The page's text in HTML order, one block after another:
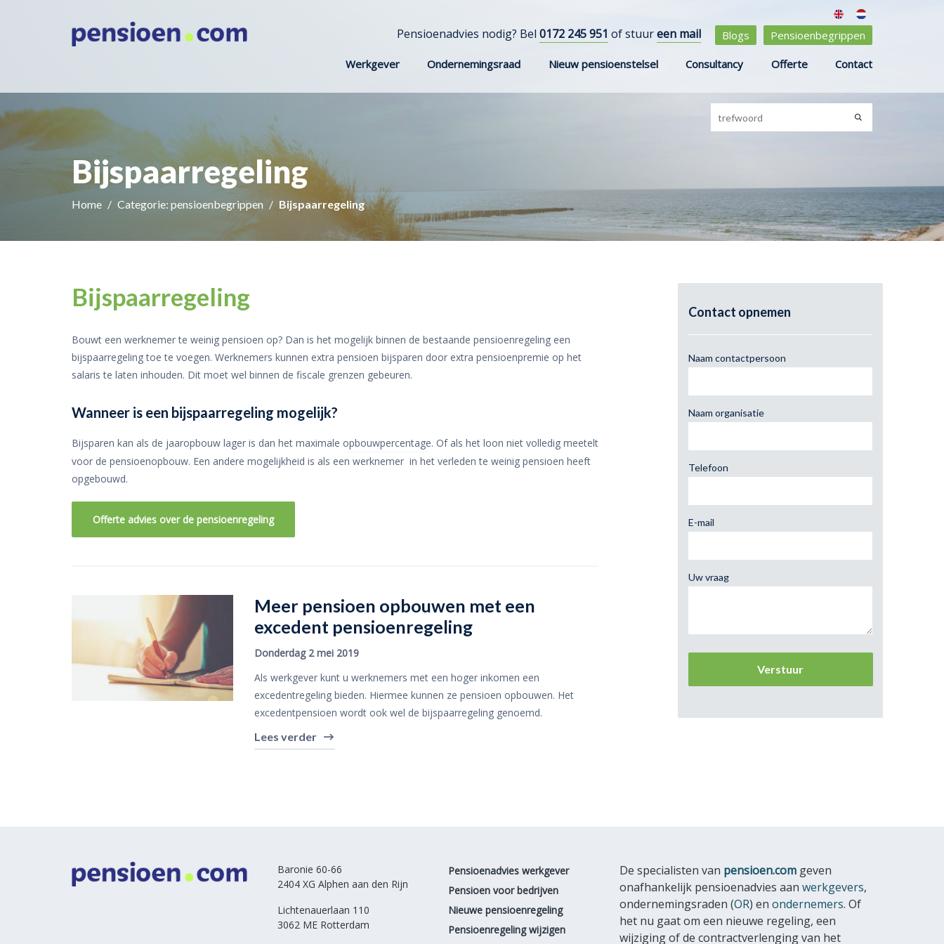
Pensioenadvies nodig? Bel 0172 245 951 of stuureen mail Blogs Pensioenbegrippen
Werkgever Ondernemingsraad Nieuw pensioenstelsel Consultancy Offerte Contact
Bijspaarregeling
Home Categorie: pensioenbegrippen Bijspaarregeling
Bijspaarregeling
Bouwt een werknemer te weinig pensioen op? Dan is het mogelijk binnen de bestaande pensioenregeling een
bijspaarregeling toe te voegen. Werknemers kunnen extra pensioen bijsparen door extra pensioenpremie op het
salaris te laten inhouden. Dit moet wel binnen de fiscale grenzen gebeuren.
Wanneer is een bijspaarregeling mogelijk?
Bijsparen kan als de jaaropbouw lager is dan het maximale opbouwpercentage. Of als het loon niet volledig meetelt
voor de pensioenopbouw. Een andere mogelijkheid is als een werknemer in het verleden te weinig pensioen heeft
opgebouwd.
Offerte advies over de pensioenregeling
Meer pensioen opbouwen met een
excedent pensioenregeling
Donderdag 2 mei 2019
Als werkgever kunt u werknemers met een hoger inkomen een
excedentregeling bieden. Hiermee kunnen ze pensioen opbouwen. Het
excedentpensioen wordt ook wel de bijspaarregeling genoemd.
Lees verder
Contact opnemen
Naam contactpersoon
Naam organisatie
Telefoon
E-mail
Uw vraag
Baronie 60-66
2404 XG Alphen aan den Rijn
Lichtenauerlaan 110
3062 ME Rotterdam
Pensioenadvies werkgever
Pensioen voor bedrijven
Nieuwe pensioenregeling
Pensioenregeling wijzigen
De specialisten van pensioen.com geven
onafhankelijk pensioenadvies aan werkgevers,
ondernemingsraden (OR) en ondernemers. Of
het nu gaat om een nieuwe regeling, een
wijziging of de contractverlenging van het